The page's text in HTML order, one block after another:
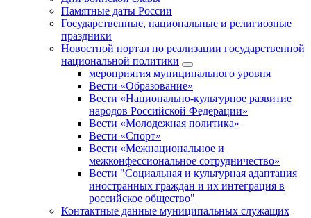
Памятные даты России
Государственные, национальные и религиозные
праздники
Новостной портал по реализации государственной
национальной политики
мероприятия муниципального уровня
Вести «Образование»
Вести «Национально-культурное развитие
народов Российской Федерации»
Вести «Молодежная политика»
Вести «Спорт»
Вести «Межнациональное и
межконфессиональное сотрудничество»
Вести "Социальная и культурная адаптация
иностранных граждан и их интеграция в
российское общество"
Контактные данные муниципальных служащих